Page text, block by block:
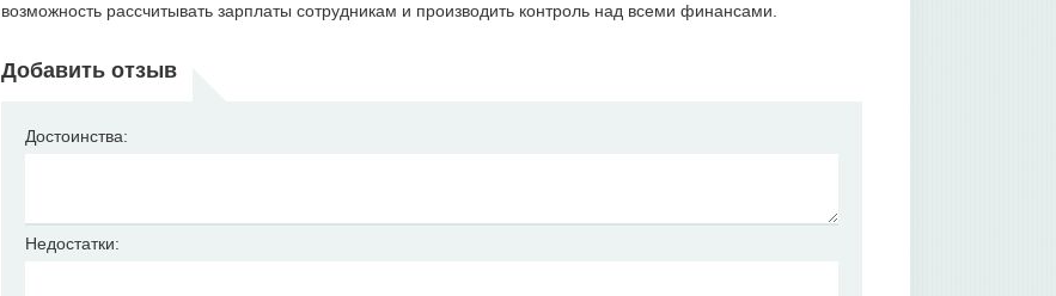
возможность рассчитывать зарплаты сотрудникам и производить контроль над всеми финансами.
Добавить отзыв
Достоинства:
Недостатки: